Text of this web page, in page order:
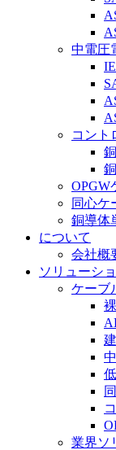
中電圧
コント
OPGW
同心ケ
銅導体
について
会社概
ソリューシ
ケーブ
業界ソ